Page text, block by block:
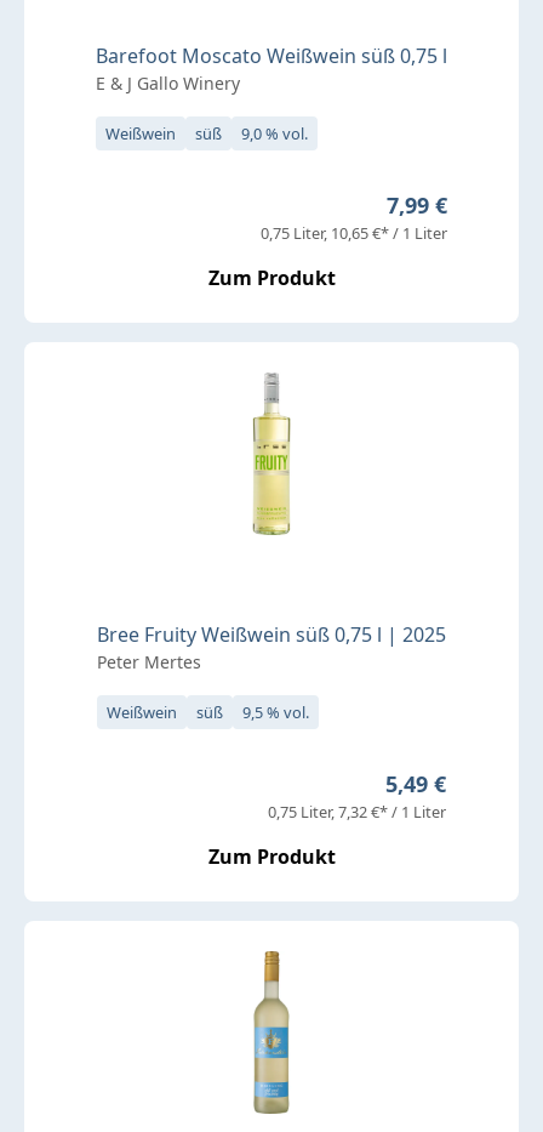
Barefoot Moscato Weißwein süß 0,75 l
E & J Gallo Winery
Weißwein süß 9,0 % vol.
Regulärer
7,99 €
0,75 Liter 10,65 €* / 1 Liter
Zum Produkt
Bree Fruity Weißwein süß 0,75 l | 2025
Peter Mertes
Weißwein süß 9,5 % vol.
Regulärer
5,49 €
0,75 Liter 7,32 €* / 1 Liter
Zum Produkt